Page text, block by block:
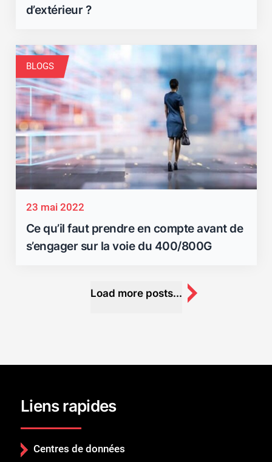
d’extérieur ?
BLOGS
23 mai 2022
Ce qu’il faut prendre en compte avant de
s’engager sur la voie du 400/800G
Load more posts...
Liens rapides
Centres de données